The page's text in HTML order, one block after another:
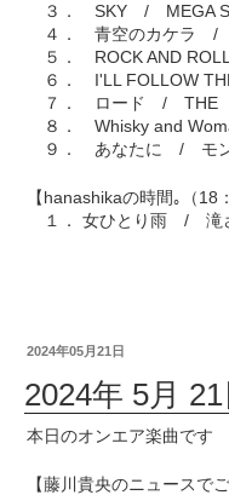
３． SKY / MEGA
４． 青空のカケラ /
５． ROCK AND
６． I'LL FOLLOW
７． ロード / THE
８． Whisky and
９． あなたに / モン
【hanashikaの時間｡（18
１． 女ひとり雨 / 滝
2024年05月21日
2024年 5月 21
本日のオンエア楽曲です
【藤川貴央のニュースで